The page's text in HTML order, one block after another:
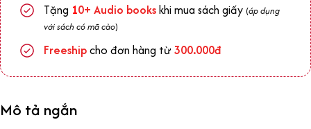
Tặng 10+ Audio bookskhi mua sách giấy (áp dụng
với sách có mã cào)
Freeshipcho đơn hàng từ300.000đ
Mô tả ngắn